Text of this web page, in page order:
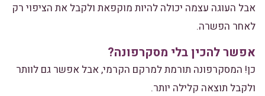
אבל העוגה עצמה יכולה להיות מוקפאת ולקבל את הציפוי רק
לאחר הפשרה.
אפשר להכין בלי מסקרפונה?
כן! המסקרפונה תורמת למרקם הקרמי, אבל אפשר גם לוותר
ולקבל תוצאה קלילה יותר.